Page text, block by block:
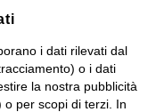
i dati rilevati dal
o i dati
la nostra pubblicità
per scopi di terzi. In